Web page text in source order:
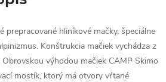
prepracované hliníkové mačky, špeciálne
Konštrukcia mačiek vychádza z
výhodou mačiek CAMP Skimo
mostík, ktorý má otvory vŕtané